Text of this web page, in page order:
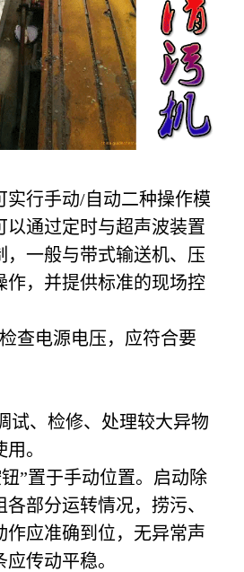
实行手动/自动二种操作模
以通过定时与超声波装置
，一般与带式输送机、压
作，并提供标准的现场控
查电源电压，应符合要
试、检修、处理较大异物
。
”置于手动位置。启动除
部分运转情况，捞污、
作应准确到位，无异常声
传动平稳。